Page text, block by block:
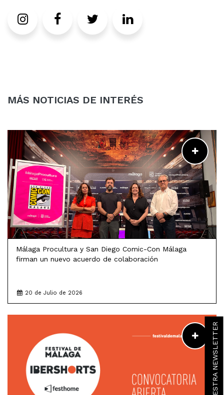
MÁS NOTICIAS DE INTERÉS
Málaga Procultura y San Diego Comic-Con Málaga
firman un nuevo acuerdo de colaboración
20 de Julio de 2026
LEER MÁS